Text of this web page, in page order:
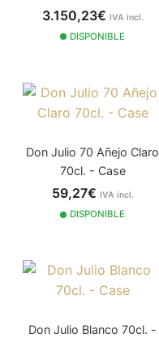
3.150,23€ IVA incl.
DISPONIBLE
Don Julio 70 Añejo Claro
70cl. - Case
59,27€ IVA incl.
DISPONIBLE
Don Julio Blanco 70cl. -